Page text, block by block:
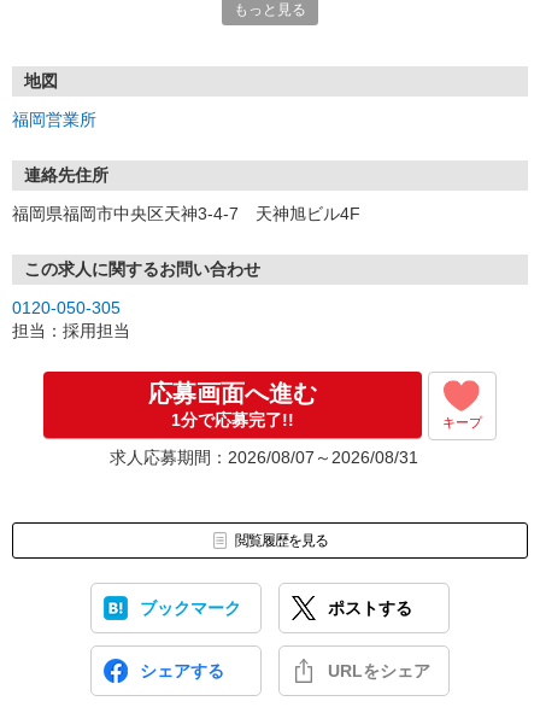
①応募から3営業日を目安に、メールorお電話でご連絡します。
★スマホでWEB面接（LINEなど）・出張面接・事務所面接と選べま
す
③面接実施（履歴書不要）
※ご希望があれば、職場見学の調整もOKです！
お気軽にご応募ください♪
もっと見る
地図
福岡営業所
連絡先住所
福岡県福岡市中央区天神3-4-7 天神旭ビル4F
この求人に関するお問い合わせ
0120-050-305
担当：採用担当
応募画面へ進む
1分で応募完了!! キープ
求人応募期間：2026/08/07～2026/08/31
閲覧履歴を見る
ブックマーク ポストする
シェアする URLをシェア